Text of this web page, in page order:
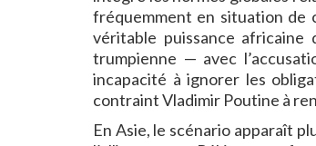
fréquemment en situation de
véritable puissance
trumpienne — avec
incapacité à ignorer les
contraint Vladimir Poutine à
En Asie, le scénario apparaît